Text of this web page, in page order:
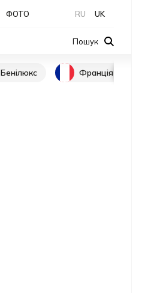
ФОТО RU UK
Пошук
Бенілюкс Франція